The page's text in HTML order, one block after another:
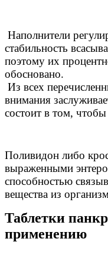
Наполнители
стабильность
поэтому их
обосновано.
Из всех
внимания
состоит в том, чтобы
Поливидон либо
выраженными
способностью
вещества из
Таблетки
применению